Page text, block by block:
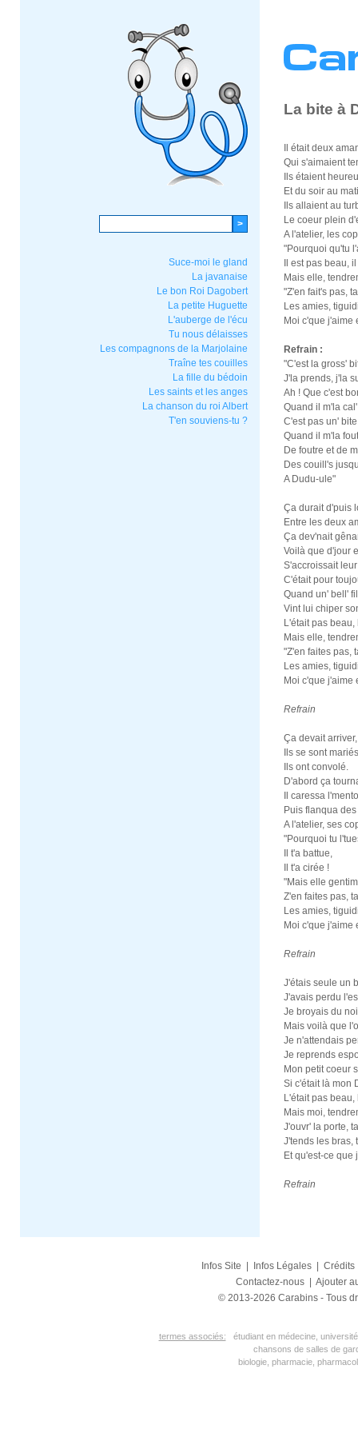
Suce-moi le gland
La javanaise
Le bon Roi Dagobert
La petite Huguette
L'auberge de l'écu
Tu nous délaisses
Les compagnons de la Marjolaine
Traîne tes couilles
La fille du bédoin
Les saints et les anges
La chanson du roi Albert
T'en souviens-tu ?
La bite à
Il était deux
Qui s'aimaient
Ils étaient
Et du soir au
Ils allaient au
Le coeur plein
A l'atelier, les
"Pourquoi qu'tu
Il est pas beau,
Mais elle,
"Z'en fait's pas,
Les amies,
Moi c'que j'aime
Refrain :
"C'est la gross'
J'la prends, j'la
Ah ! Que c'est
Quand il m'la
C'est pas un'
Quand il m'la
De foutre et de
Des couill's
A Dudu-ule"
Ça durait d'puis
Entre les deux
Ça dev'nait
Voilà que d'jour
S'accroissait
C'était pour
Quand un' bell'
Vint lui chiper
L'était pas beau,
Mais elle,
"Z'en faites pas,
Les amies,
Moi c'que j'aime
Refrain
Ça devait arriver,
Ils se sont
Ils ont convolé.
D'abord ça
Il caressa
Puis flanqua
A l'atelier, ses
"Pourquoi tu
Il t'a battue,
Il t'a cirée !
"Mais elle
Z'en faites pas,
Les amies,
Moi c'que j'aime
Refrain
J'étais seule un
J'avais perdu
Je broyais du
Mais voilà que
Je n'attendais
Je reprends
Mon petit coeur
Si c'était là mon
L'était pas beau,
Mais moi,
J'ouvr' la porte,
J'tends les bras,
Et qu'est-ce que
Refrain
Infos Site Infos Légales Crédits
Contactez-nous| Ajouter
© 2013-2026 Carabins - Tous
termes associés:
étudiant en médecine,
chansons de salles de
biologie, pharmacie,